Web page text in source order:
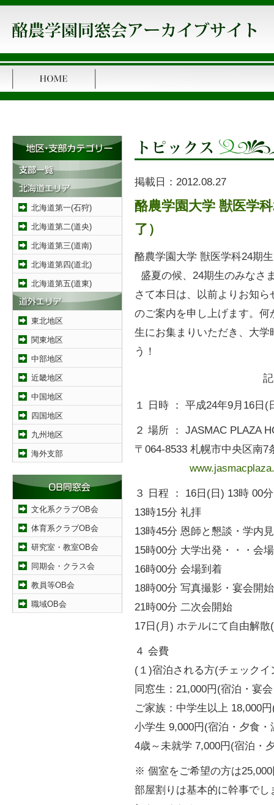
北海道第一(石狩)
北海道第二(道央)
北海道第三(道南)
北海道第四(道北)
北海道第五(道東)
東北地区
関東地区
中部地区
近畿地区
中国地区
四国地区
九州地区
海外支部
文化系クラブOB会
体育系クラブOB会
研究室・教室OB会
同期会・クラス会
教員等OB会
職域OB会
掲載日： 2012.08.27
酪農学園大学 獣医学
了）
酪農学園大学 獣医学科24期
盛夏の候、24期生のみなさ
さて本日は、以前よりお知
のご案内を申し上げます。
生にお集まりいただき、大
う！
記
１ 日時 ： 平成24年9月16日(
２ 場所 ： JASMAC PLAZA
〒064-8533 札幌市中央区南7
３ 日程 ： 16日(日) 13時 00
13時15分 礼拝
13時45分 恩師と懇談・学内
15時00分 大学出発・・・会
16時00分 会場到着
18時00分 写真撮影・宴会開
21時00分 二次会開始
17日(月) ホテルにて自由解
４ 会費
(１)宿泊される方(チェックイ
同窓生：21,000円(宿泊・宴
ご家族：中学生以上 18,000
小学生 9,000円(宿泊・夕食・
4歳～未就学 7,000円(宿泊・
※ 個室をご希望の方は
部屋割りは基本的に幹事で